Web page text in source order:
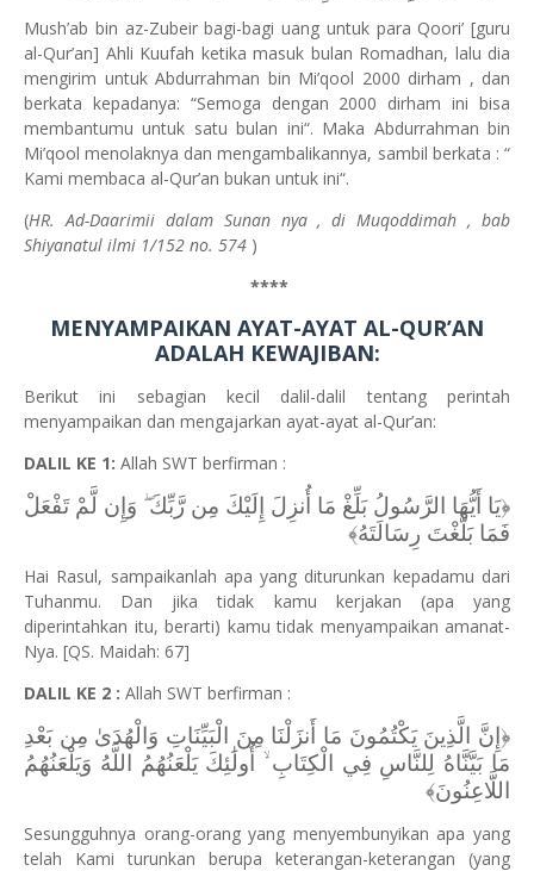
Mush’ab bin az-Zubeir bagi-bagi uang untuk para Qoori’ [guru
al-Qur’an] Ahli Kuufah ketika masuk bulan Romadhan, lalu dia
mengirim untuk Abdurrahman bin Mi’qool 2000 dirham , dan
berkata kepadanya: “Semoga dengan 2000 dirham ini bisa
membantumu untuk satu bulan ini“. Maka Abdurrahman bin
Mi’qool menolaknya dan mengambalikannya, sambil berkata : “
Kami membaca al-Qur’an bukan untuk ini“.
(HR. Ad-Daarimii dalam Sunan nya , di Muqoddimah , bab
Shiyanatul ilmi 1/152 no. 574 )
****
MENYAMPAIKAN AYAT-AYAT AL-QUR’AN
ADALAH KEWAJIBAN:
Berikut ini sebagian kecil dalil-dalil tentang perintah
menyampaikan dan mengajarkan ayat-ayat al-Qur’an:
DALIL KE 1: Allah SWT berfirman :
﴿يَا أَيُّهَا الرَّسُولُ بَلِّغْ مَا أُنزِلَ إِلَيْكَ مِن رَّبِّكَ ۖ وَإِن لَّمْ تَفْعَلْ
فَمَا بَلَّغْتَ رِسَالَتَهُ﴾
Hai Rasul, sampaikanlah apa yang diturunkan kepadamu dari
Tuhanmu. Dan jika tidak kamu kerjakan (apa yang
diperintahkan itu, berarti) kamu tidak menyampaikan amanat-
Nya. [QS. Maidah: 67]
DALIL KE 2 : Allah SWT berfirman :
﴿إِنَّ الَّذِينَ يَكْتُمُونَ مَا أَنزَلْنَا مِنَ الْبَيِّنَاتِ وَالْهُدَىٰ مِن بَعْدِ
مَا بَيَّنَّاهُ لِلنَّاسِ فِي الْكِتَابِ ۙ أُولَٰئِكَ يَلْعَنُهُمُ اللَّهُ وَيَلْعَنُهُمُ
اللَّاعِنُونَ﴾
Sesungguhnya orang-orang yang menyembunyikan apa yang
telah Kami turunkan berupa keterangan-keterangan (yang